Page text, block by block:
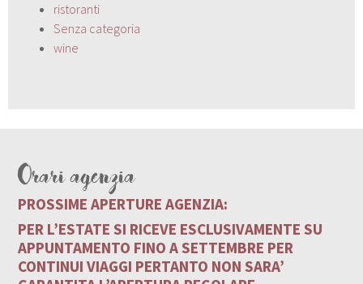
ristoranti
Senza categoria
wine
Orari agenzia
PROSSIME APERTURE AGENZIA:
PER L’ESTATE SI RICEVE ESCLUSIVAMENTE SU
APPUNTAMENTO FINO A SETTEMBRE PER
CONTINUI VIAGGI PERTANTO NON SARA’